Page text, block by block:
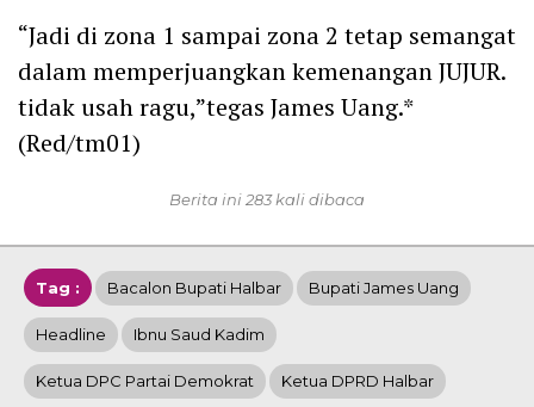
“Jadi di zona 1 sampai zona 2 tetap semangat
dalam memperjuangkan kemenangan JUJUR.
tidak usah ragu,”tegas James Uang.*
(Red/tm01)
Berita ini 283 kali dibaca
Tag : Bacalon Bupati Halbar Bupati James Uang
Headline Ibnu Saud Kadim
Ketua DPC Partai Demokrat Ketua DPRD Halbar